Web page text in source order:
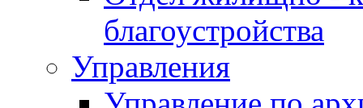
благоустройства
Управления